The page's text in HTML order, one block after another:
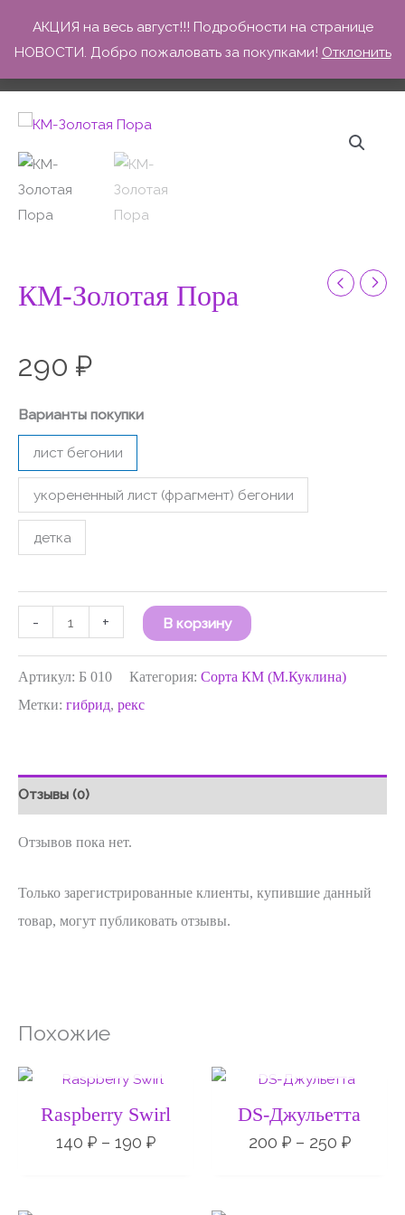
АКЦИЯ на весь август!!! Подробности на странице
НОВОСТИ. Добро пожаловать за покупками! Отклонить
содержимому
КМ-Золотая Пора
Главная
Товары КМ-Золотая Пора
КМ-Золотая Пора
290 ₽
Варианты покупки
лист бегонии
укорененный лист (фрагмент) бегонии
детка
-
Количество
товара
КМ-
Золотая
Пора
+ В корзину
Артикул: Б 010 Категория: Сорта КМ (М.Куклина)
Метки: гибрид, рекс
Отзывы (0)
Отзывов пока нет.
Только зарегистрированные клиенты, купившие данный
товар, могут публиковать отзывы.
Похожие
Raspberry Swirl
140 ₽ – 190 ₽
Диапазон
цен:
140 ₽
–
190 ₽
DS-Джульетта
200 ₽ – 250 ₽
цен:
–
250 ₽